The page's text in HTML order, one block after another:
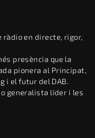
ràdio en directe, rigor,
presència que la
pionera al Principat,
i el futur del DAB.
generalista líder i les